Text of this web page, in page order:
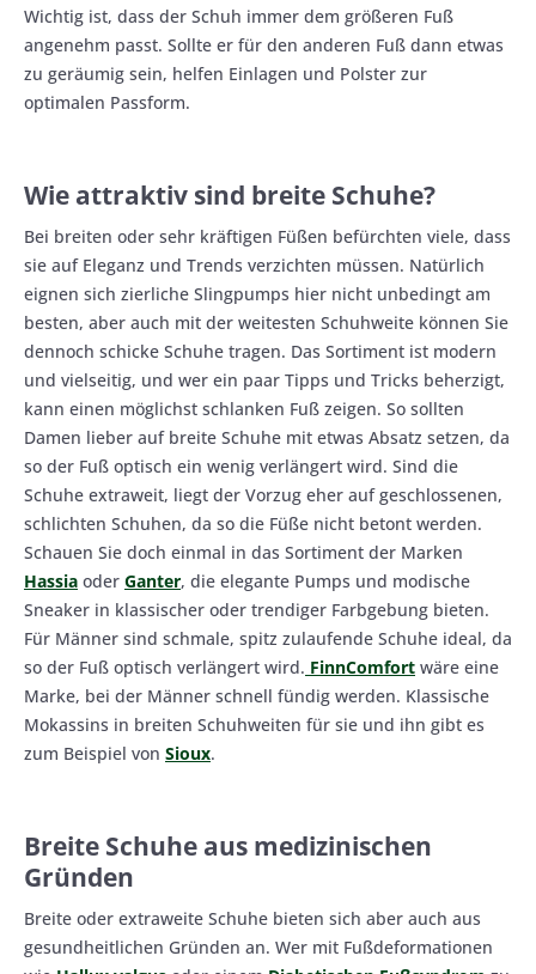
Wichtig ist, dass der Schuh immer dem größeren Fuß
angenehm passt. Sollte er für den anderen Fuß dann etwas
zu geräumig sein, helfen Einlagen und Polster zur
optimalen Passform.
Wie attraktiv sind breite Schuhe?
Bei breiten oder sehr kräftigen Füßen befürchten viele, dass
sie auf Eleganz und Trends verzichten müssen. Natürlich
eignen sich zierliche Slingpumps hier nicht unbedingt am
besten, aber auch mit der weitesten Schuhweite können Sie
dennoch schicke Schuhe tragen. Das Sortiment ist modern
und vielseitig, und wer ein paar Tipps und Tricks beherzigt,
kann einen möglichst schlanken Fuß zeigen. So sollten
Damen lieber auf breite Schuhe mit etwas Absatz setzen, da
so der Fuß optisch ein wenig verlängert wird. Sind die
Schuhe extraweit, liegt der Vorzug eher auf geschlossenen,
schlichten Schuhen, da so die Füße nicht betont werden.
Schauen Sie doch einmal in das Sortiment der Marken
Hassia oder Ganter, die elegante Pumps und modische
Sneaker in klassischer oder trendiger Farbgebung bieten.
Für Männer sind schmale, spitz zulaufende Schuhe ideal, da
so der Fuß optisch verlängert wird. FinnComfort wäre eine
Marke, bei der Männer schnell fündig werden. Klassische
Mokassins in breiten Schuhweiten für sie und ihn gibt es
zum Beispiel von Sioux.
Breite Schuhe aus medizinischen
Gründen
Breite oder extraweite Schuhe bieten sich aber auch aus
gesundheitlichen Gründen an. Wer mit Fußdeformationen